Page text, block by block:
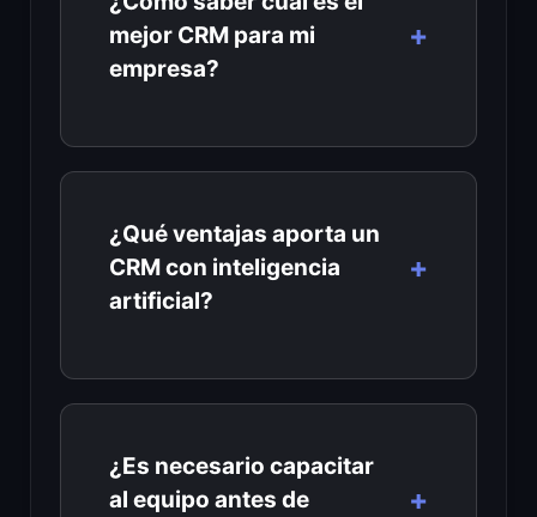
mejor CRM para mi
empresa?
¿Qué ventajas aporta un
CRM con inteligencia
artificial?
¿Es necesario capacitar
al equipo antes de